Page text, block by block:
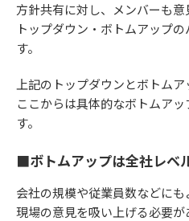
方針共有に対し、メンバーも
トップダウン・ボトムアップ
す。
上記のトップダウンとボトムア
ここからは具体的なボトムア
す。
■ボトムアップは全社レベ
会社の規模や従業員数などに
現場の意見を吸い上げる必要